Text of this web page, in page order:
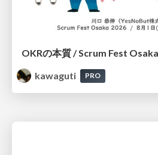
OKRの本質 / Scrum Fest
kawaguti
PRO